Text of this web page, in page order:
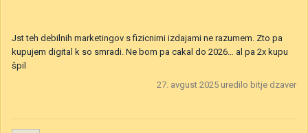
Jst teh debilnih marketingov s fizicnimi izdajami ne razumem. Zto pa
kupujem digital k so smradi. Ne bom pa cakal do 2026… al pa 2x kupu
špil
27. avgust 2025 uredilo bitje dzaver